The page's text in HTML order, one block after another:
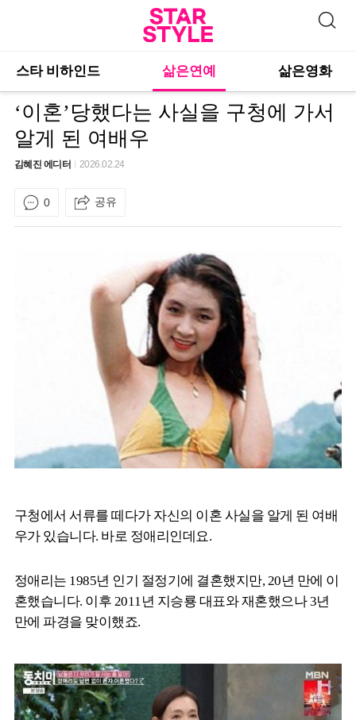
스타 비하인드 삶은연예 삶은영화
‘이혼’당했다는 사실을 구청에 가서
알게 된 여배우
김혜진 에디터 2026.02.24
0 공유
구청에서 서류를 떼다가 자신의 이혼 사실을 알게 된 여배
우가 있습니다. 바로 정애리인데요.
정애리는 1985년 인기 절정기에 결혼했지만, 20년 만에 이
혼했습니다. 이후 2011년 지승룡 대표와 재혼했으나 3년
만에 파경을 맞이했죠.